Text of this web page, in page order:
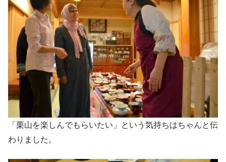
「栗山を楽しんでもらいたい」という気持ちはちゃんと伝
わりました。